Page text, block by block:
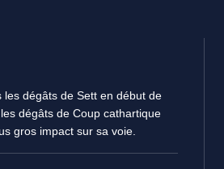
les dégâts de Sett en début de
dégâts de Coup cathartique
gros impact sur sa voie.